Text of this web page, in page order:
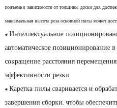
подъема в зависимости от толщины доски для
максимальная высота реза основной пилы может
● Интеллектуальное
автоматическое позиционирование
сокращение расстояния
эффективности резки.
● Каретка пилы сваривается и
завершения сборки, чтобы